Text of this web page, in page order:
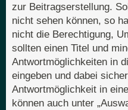
zur Beitragserstellung.
nicht sehen können, so
nicht die Berechtigung,
sollten einen Titel und
Antwortmöglichkeiten in
eingeben und dabei
Antwortmöglichkeit in
können auch unter